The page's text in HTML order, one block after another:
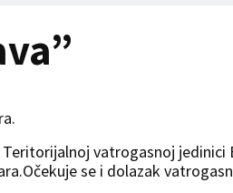
vatrogasnoj jedinici
se i dolazak